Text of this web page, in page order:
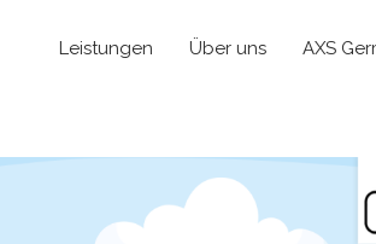
Leistungen Über uns AXS